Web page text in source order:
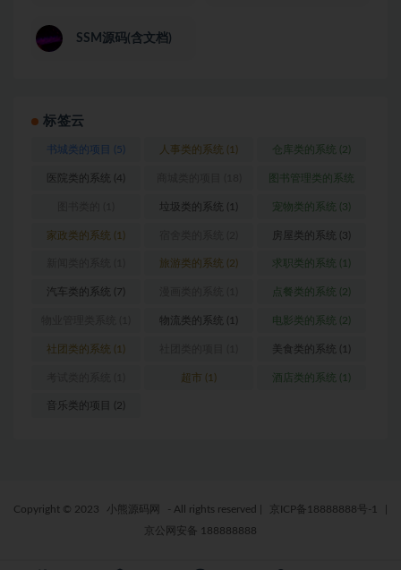
SSM源码(含文档)
标签云
书城类的项目 (5) 人事类的系统 (1) 仓库类的系统 (2)
医院类的系统 (4) 图书管理类的系统
(1)
垃圾类的系统 (1) 宠物类的系统 (3)
家政类的系统 (1) 房屋类的系统 (3)
旅游类的系统 (2) 求职类的系统 (1)
汽车类的系统 (7) 点餐类的系统 (2)
物流类的系统 (1) 电影类的系统 (2)
社团类的系统 (1) 美食类的系统 (1)
超市 (1) 酒店类的系统 (1)
音乐类的项目 (2)
Copyright © 2023 小熊源码网 - All rights reserved 京ICP备18888888号-1
京公网安备 188888888